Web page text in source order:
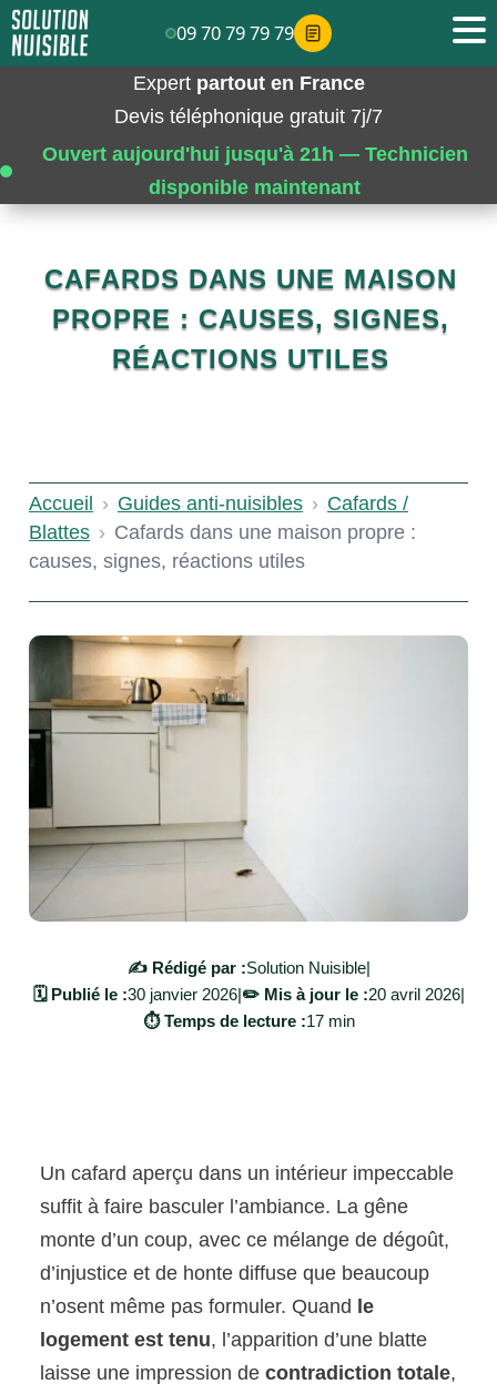
Expert partout en France
Devis téléphonique gratuit 7j/7
Ouvert aujourd'hui jusqu'à 21h — Technicien
disponible maintenant
CAFARDS DANS UNE MAISON
PROPRE : CAUSES, SIGNES,
RÉACTIONS UTILES
Accueil › Guides anti-nuisibles › Cafards /
Blattes › Cafards dans une maison propre :
causes, signes, réactions utiles
✍️ Rédigé par :Solution Nuisible|
🗓️ Publié le :30 janvier 2026|✏️ Mis à jour le :20 avril 2026|
⏱️ Temps de lecture :17 min
Un cafard aperçu dans un intérieur impeccable
suffit à faire basculer l’ambiance. La gêne
monte d’un coup, avec ce mélange de dégoût,
d’injustice et de honte diffuse que beaucoup
n’osent même pas formuler. Quand le
logement est tenu, l’apparition d’une blatte
laisse une impression de contradiction totale,
09 70 79 79 79